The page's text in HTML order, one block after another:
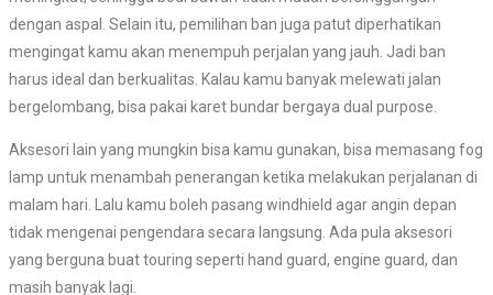
dengan aspal. Selain itu, pemilihan ban juga patut diperhatikan
mengingat kamu akan menempuh perjalan yang jauh. Jadi ban
harus ideal dan berkualitas. Kalau kamu banyak melewati jalan
bergelombang, bisa pakai karet bundar bergaya dual purpose.
Aksesori lain yang mungkin bisa kamu gunakan, bisa memasang fog
lamp untuk menambah penerangan ketika melakukan perjalanan di
malam hari. Lalu kamu boleh pasang windhield agar angin depan
tidak mengenai pengendara secara langsung. Ada pula aksesori
yang berguna buat touring seperti hand guard, engine guard, dan
masih banyak lagi.